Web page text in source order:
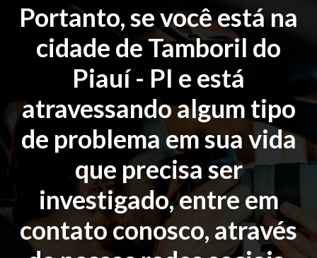
Portanto, se você está na
cidade de Tamboril do
Piauí - PI e está
atravessando algum tipo
de problema em sua vida
que precisa ser
investigado, entre em
contato conosco, através